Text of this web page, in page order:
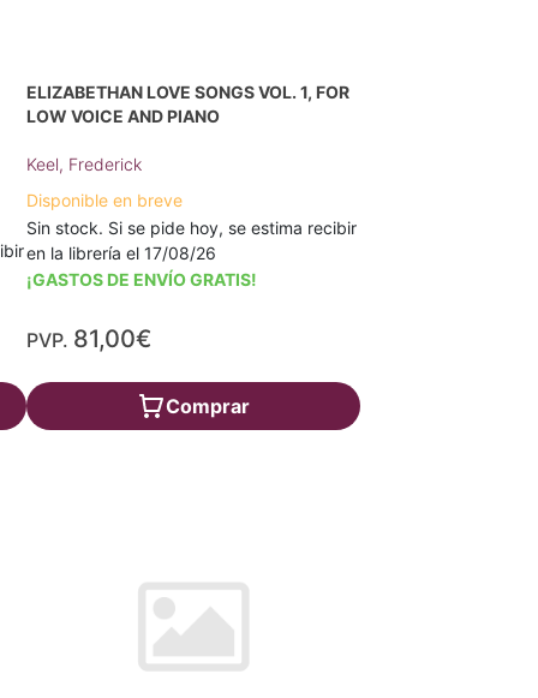
ELIZABETHAN LOVE SONGS VOL. 1, FOR
LOW VOICE AND PIANO
Keel, Frederick
Disponible en breve
Sin stock. Si se pide hoy, se estima recibir
en la librería el 17/08/26
¡GASTOS DE ENVÍO GRATIS!
PVP. 81,00€
Comprar